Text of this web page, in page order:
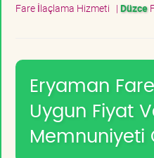
Fare İlaçlama Hizmeti | Düzce
Eryaman
Uygun Fiyat
Memnuniyeti